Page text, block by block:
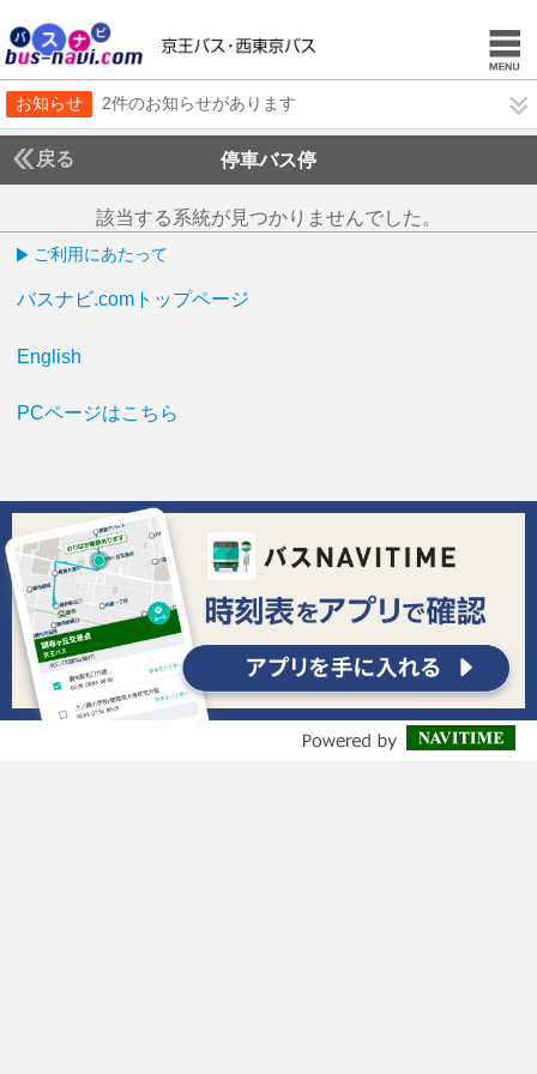
お知らせ 2件のお知らせがあります
戻る 停車バス停
該当する系統が見つかりませんでした。
ご利用にあたって
バスナビ.comトップページ
English
PCページはこちら